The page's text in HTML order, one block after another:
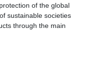
of the global
sustainable societies
through the main